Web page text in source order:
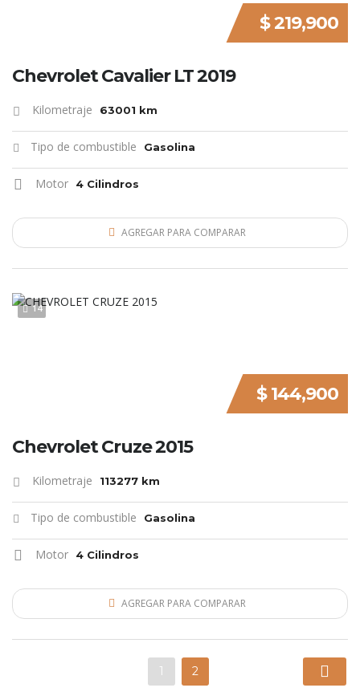
$ 219,900
Chevrolet Cavalier LT 2019
Kilometraje 63001 km
Tipo de combustible Gasolina
Motor 4 Cilindros
AGREGAR PARA COMPARAR
14
$ 144,900
Chevrolet Cruze 2015
Kilometraje 113277 km
Tipo de combustible Gasolina
Motor 4 Cilindros
AGREGAR PARA COMPARAR
1 2